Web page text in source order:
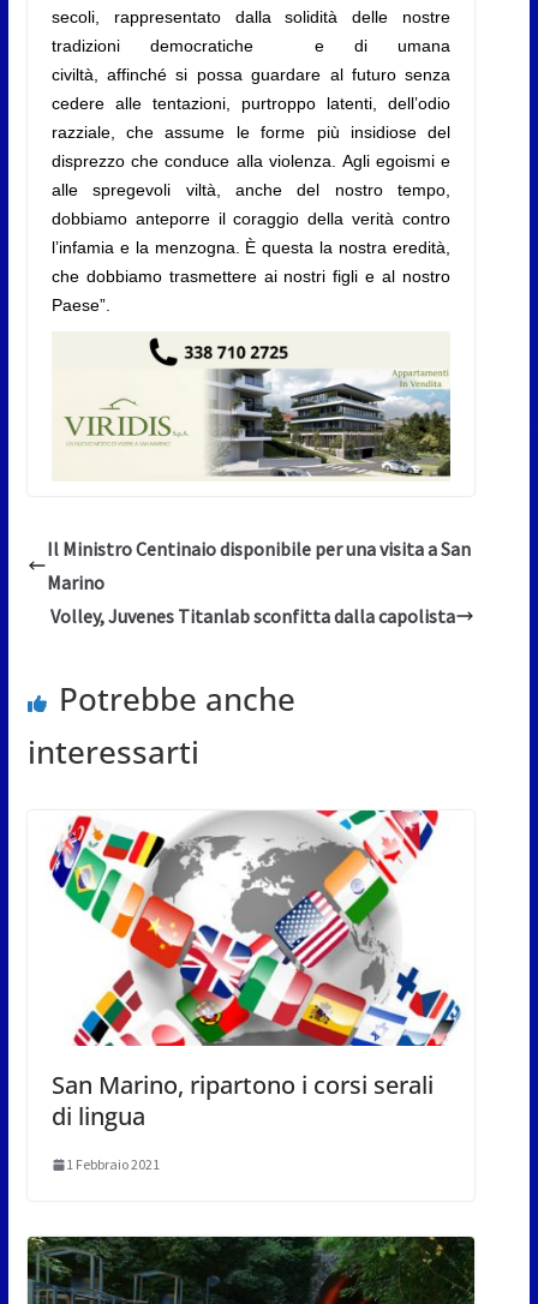
secoli, rappresentato dalla solidità delle nostre
tradizioni democratiche e di umana
civiltà, affinché si possa guardare al futuro senza
cedere alle tentazioni, purtroppo latenti, dell’odio
razziale, che assume le forme più insidiose del
disprezzo che conduce alla violenza. Agli egoismi e
alle spregevoli viltà, anche del nostro tempo,
dobbiamo anteporre il coraggio della verità contro
l’infamia e la menzogna. È questa la nostra eredità,
che dobbiamo trasmettere ai nostri figli e al nostro
Paese”.
Il Ministro Centinaio disponibile per una visita a San
Marino
Volley, Juvenes Titanlab sconfitta dalla capolista
Potrebbe anche
interessarti
San Marino, ripartono i corsi serali
di lingua
1 Febbraio 2021